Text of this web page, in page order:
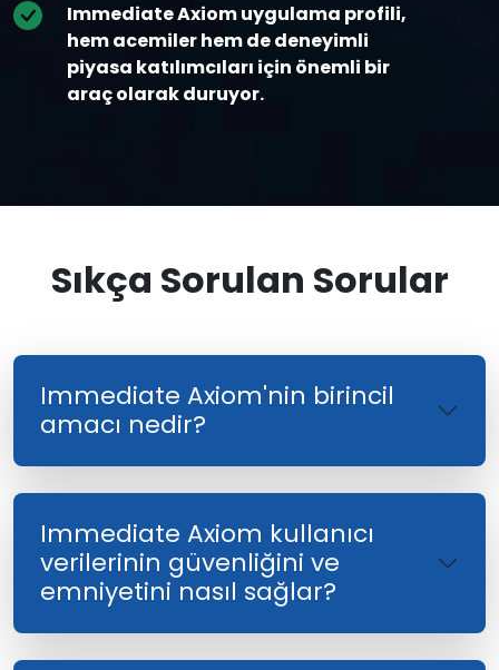
Immediate Axiom uygulama profili,
hem acemiler hem de deneyimli
piyasa katılımcıları için önemli bir
araç olarak duruyor.
Sıkça Sorulan Sorular
Immediate Axiom'nin birincil
amacı nedir?
Immediate Axiom kullanıcı
verilerinin güvenliğini ve
emniyetini nasıl sağlar?